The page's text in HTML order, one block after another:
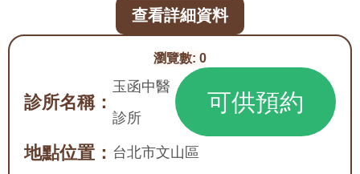
瀏覽數: 0
診所名稱：
玉函中醫
診所
可供預約
地點位置： 台北市文山區
查看詳細資料